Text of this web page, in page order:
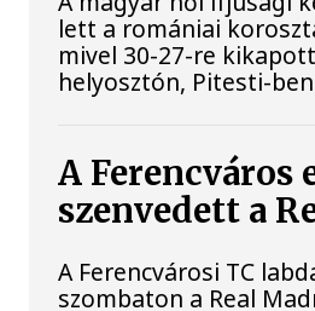
lett a romániai
mivel 30-27-re
helyosztón, Pitesti-
A Ferencváros
szenvedett a
A Ferencvárosi TC
szombaton a Real